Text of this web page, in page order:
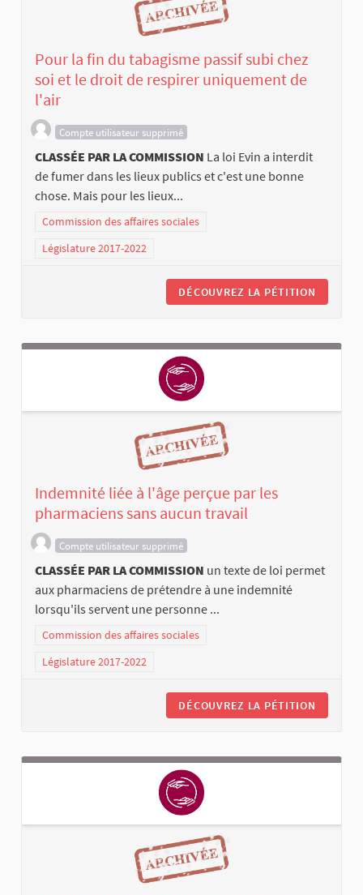
Pour la fin du tabagisme passif subi chez
soi et le droit de respirer uniquement de
l'air
Compte utilisateur supprimé
CLASSÉE PAR LA COMMISSION La loi Evin a interdit
de fumer dans les lieux publics et c'est une bonne
chose. Mais pour les lieux...
Commission des affaires sociales
Législature 2017-2022
DÉCOUVREZ LA PÉTITION
Indemnité liée à l'âge perçue par les
pharmaciens sans aucun travail
Compte utilisateur supprimé
CLASSÉE PAR LA COMMISSION un texte de loi permet
aux pharmaciens de prétendre à une indemnité
lorsqu'ils servent une personne ...
Commission des affaires sociales
Législature 2017-2022
DÉCOUVREZ LA PÉTITION